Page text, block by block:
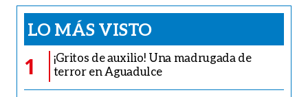
LO MÁS VISTO
1
¡Gritos de auxilio! Una madrugada de
terror en Aguadulce